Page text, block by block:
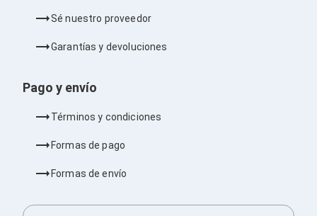
Adaptadores Video
Divisores de Video
Extensores y Receptores de Vídeo
Adaptadores Video DVI
Adaptadores Video VGA / HD15
Repetidores USB
Adaptadores Audio
Adaptadores Audio AUX
Adaptadores Audio USB
Dispositivos de Entrada
Mousepads
Sé nuestro proveedor
Garantías y devoluciones
Pago y envío
Términos y condiciones
Formas de pago
Formas de envío